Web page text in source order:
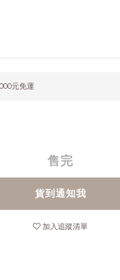
元免運
售完
貨到通知我
加入追蹤清單